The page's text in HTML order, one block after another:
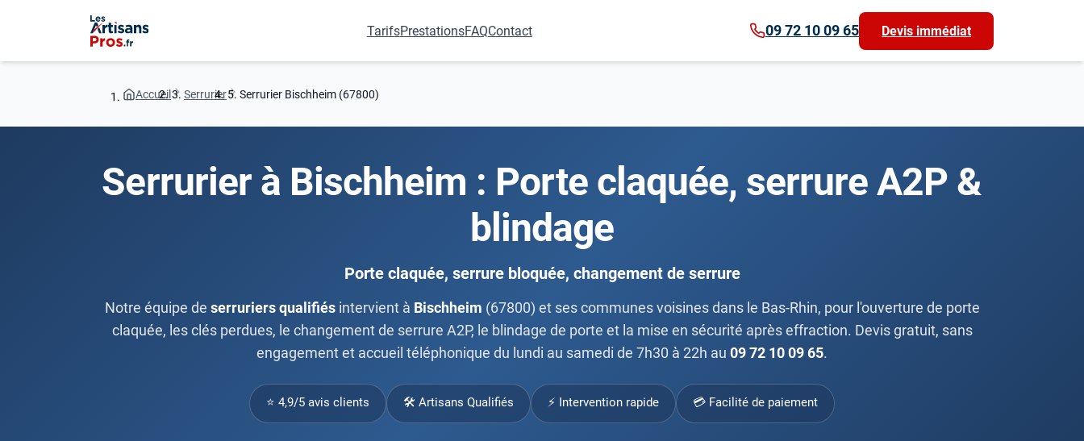
TarifsPrestationsFAQContact 09 72 10 09 65 Devis immédiat
Accueil Serrurier Serrurier Bischheim (67800)
Serrurier à Bischheim : Porte claquée, serrure A2P &
blindage
Porte claquée, serrure bloquée, changement de serrure
Notre équipe de serruriers qualifiésintervient à Bischheim (67800) et ses communes voisines dans le Bas-Rhin, pour l'ouverture de porte
claquée, les clés perdues, le changement de serrure A2P, le blindage de porte et la mise en sécurité après effraction. Devis gratuit, sans
engagement et accueil téléphonique du lundi au samedi de 7h30 à 22h au 09 72 10 09 65.
⭐ 4,9/5 avis clients 🛠 Artisans Qualifiés ⚡ Intervention rapide 💳 Facilité de paiement